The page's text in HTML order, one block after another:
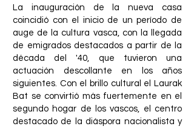
La inauguración de la nueva casa
coincidió con el inicio de un período de
auge de la cultura vasca, con la llegada
de emigrados destacados a partir de la
década del '40, que tuvieron una
actuación descollante en los años
siguientes. Con el brillo cultural el Laurak
Bat se convirtió más fuertemente en el
segundo hogar de los vascos, el centro
destacado de la diáspora nacionalista y